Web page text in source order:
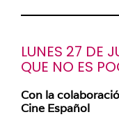
LUNES 27 DE
QUE NO ES
Con la
Cine Español